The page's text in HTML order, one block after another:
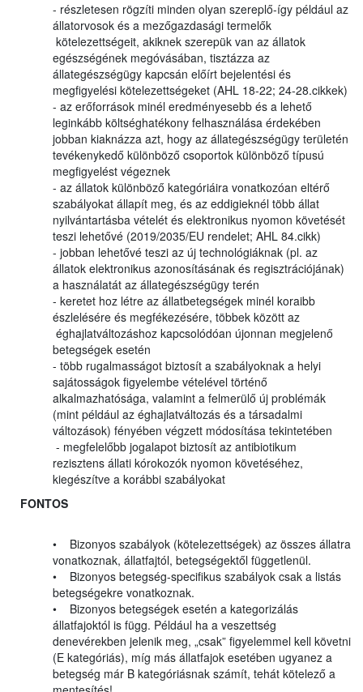
- részletesen rögzíti minden olyan szereplő-így például az
állatorvosok és a mezőgazdasági termelők
kötelezettségeit, akiknek szerepük van az állatok
egészségének megóvásában, tisztázza az
állategészségügy kapcsán előírt bejelentési és
megfigyelési kötelezettségeket (AHL 18-22; 24-28.cikkek)
- az erőforrások minél eredményesebb és a lehető
leginkább költséghatékony felhasználása érdekében
jobban kiaknázza azt, hogy az állategészségügy területén
tevékenykedő különböző csoportok különböző típusú
megfigyelést végeznek
- az állatok különböző kategóriáira vonatkozóan eltérő
szabályokat állapít meg, és az eddigieknél több állat
nyilvántartásba vételét és elektronikus nyomon követését
teszi lehetővé (2019/2035/EU rendelet; AHL 84.cikk)
- jobban lehetővé teszi az új technológiáknak (pl. az
állatok elektronikus azonosításának és regisztrációjának)
a használatát az állategészségügy terén
- keretet hoz létre az állatbetegségek minél koraibb
észlelésére és megfékezésére, többek között az
éghajlatváltozáshoz kapcsolódóan újonnan megjelenő
betegségek esetén
- több rugalmasságot biztosít a szabályoknak a helyi
sajátosságok figyelembe vételével történő
alkalmazhatósága, valamint a felmerülő új problémák
(mint például az éghajlatváltozás és a társadalmi
változások) fényében végzett módosítása tekintetében
- megfelelőbb jogalapot biztosít az antibiotikum
rezisztens állati kórokozók nyomon követéséhez,
kiegészítve a korábbi szabályokat
FONTOS
• Bizonyos szabályok (kötelezettségek) az összes állatra
vonatkoznak, állatfajtól, betegségektől függetlenül.
• Bizonyos betegség-specifikus szabályok csak a listás
betegségekre vonatkoznak.
• Bizonyos betegségek esetén a kategorizálás
állatfajoktól is függ. Például ha a veszettség
denevérekben jelenik meg, „csak” figyelemmel kell követni
(E kategóriás), míg más állatfajok esetében ugyanez a
betegség már B kategóriásnak számít, tehát kötelező a